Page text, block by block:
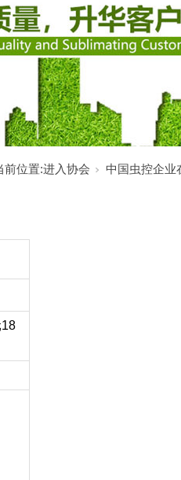
前位置:进入协会 中国虫控企业